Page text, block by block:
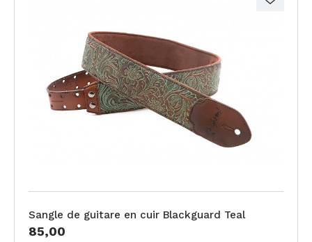
Sangle de guitare en cuir Blackguard Teal
85,00